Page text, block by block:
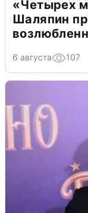
«Четырех
Шаляпин
6 августа 107